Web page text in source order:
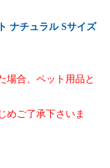
ナチュラル Sサイズ
場合、ペット用品と
めご了承下さいま